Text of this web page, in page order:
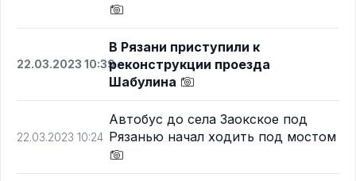
22.03.2023 10:39
В Рязани приступили к
реконструкции проезда
Шабулина
22.03.2023 10:24
Автобус до села Заокское под
Рязанью начал ходить под мостом